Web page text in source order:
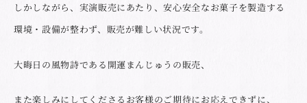
しかしながら、実演販売にあたり、安心安全なお菓子を製造する
環境・設備が整わず、販売が難しい状況です。
大晦日の風物詩である開運まんじゅうの販売、
また楽しみにしてくださるお客様のご期待にお応えできずに、